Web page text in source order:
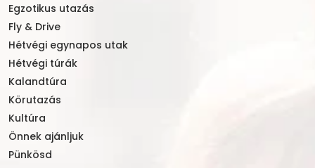
Egzotikus utazás
Fly & Drive
Hétvégi egynapos utak
Hétvégi túrák
Kalandtúra
Körutazás
Kultúra
Önnek ajánljuk
Pünkösd